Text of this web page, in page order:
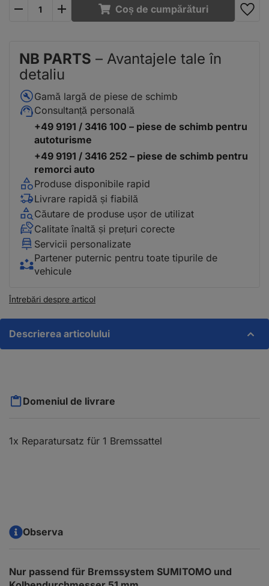
Coș de cumpărături
NB PARTS – Avantajele tale în
detaliu
Gamă largă de piese de schimb
Consultanță personală
+49 9191 / 3416 100 – piese de schimb pentru
autoturisme
+49 9191 / 3416 252 – piese de schimb pentru
remorci auto
Produse disponibile rapid
Livrare rapidă și fiabilă
Căutare de produse ușor de utilizat
Calitate înaltă și prețuri corecte
Servicii personalizate
Partener puternic pentru toate tipurile de
vehicule
Întrebări despre articol
Descrierea articolului
Domeniul de livrare
1x Reparatursatz für 1 Bremssattel
Observa
Nur passend für Bremssystem SUMITOMO und